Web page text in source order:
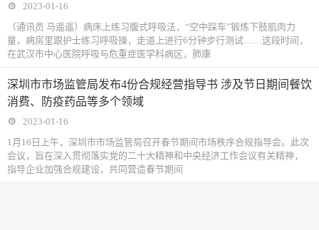
2023-01-16
（通讯员 马遥遥）病床上练习腹式呼吸法，“空中踩车”锻炼下肢肌肉力
量，病房里跟护士练习呼吸操，走道上进行6分钟步行测试……这段时间，
在武汉市中心医院呼吸与危重症医学科病区，肺康
深圳市市场监管局发布4份合规经营指导书 涉及节日期间餐饮
消费、防疫药品等多个领域
2023-01-16
1月16日上午，深圳市市场监管局召开春节期间市场秩序合规指导会。此次
会议，旨在深入贯彻落实党的二十大精神和中央经济工作会议有关精神，
指导企业加强合规建设，共同营造春节期间